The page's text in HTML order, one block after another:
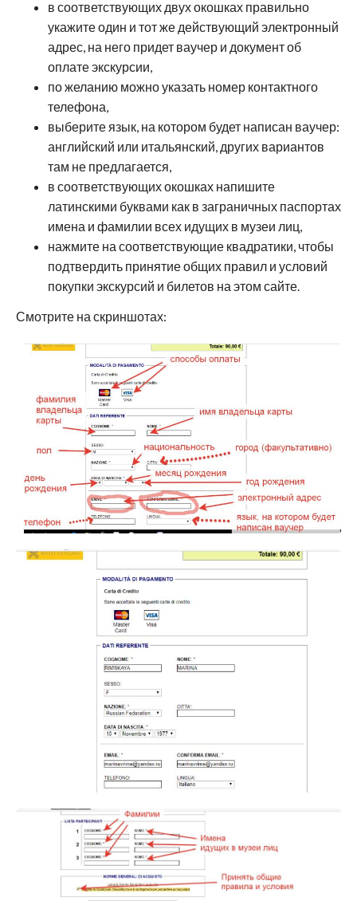
в соответствующих двух окошках правильно
укажите один и тот же действующий электронный
адрес, на него придет ваучер и документ об
оплате экскурсии,
по желанию можно указать номер контактного
телефона,
выберите язык, на котором будет написан ваучер:
английский или итальянский, других вариантов
там не предлагается,
в соответствующих окошках напишите
латинскими буквами как в заграничных паспортах
имена и фамилии всех идущих в музеи лиц,
нажмите на соответствующие квадратики, чтобы
подтвердить принятие общих правил и условий
покупки экскурсий и билетов на этом сайте.
Смотрите на скриншотах: